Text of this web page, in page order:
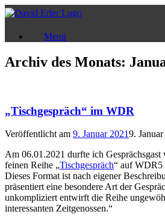
Zum
Inhalt
Menü
Archiv des Monats:
„Tischgespräch“ im WDR
Veröffentlicht am 9. Januar 20219. Januar
Am 06.01.2021 durfte ich
feinen Reihe „Tischgespräch“ auf WDR5
Dieses Format ist nach eigener
präsentiert eine besondere Art der
unkompliziert entwirft die Reihe
interessanten Zeitgenossen.“